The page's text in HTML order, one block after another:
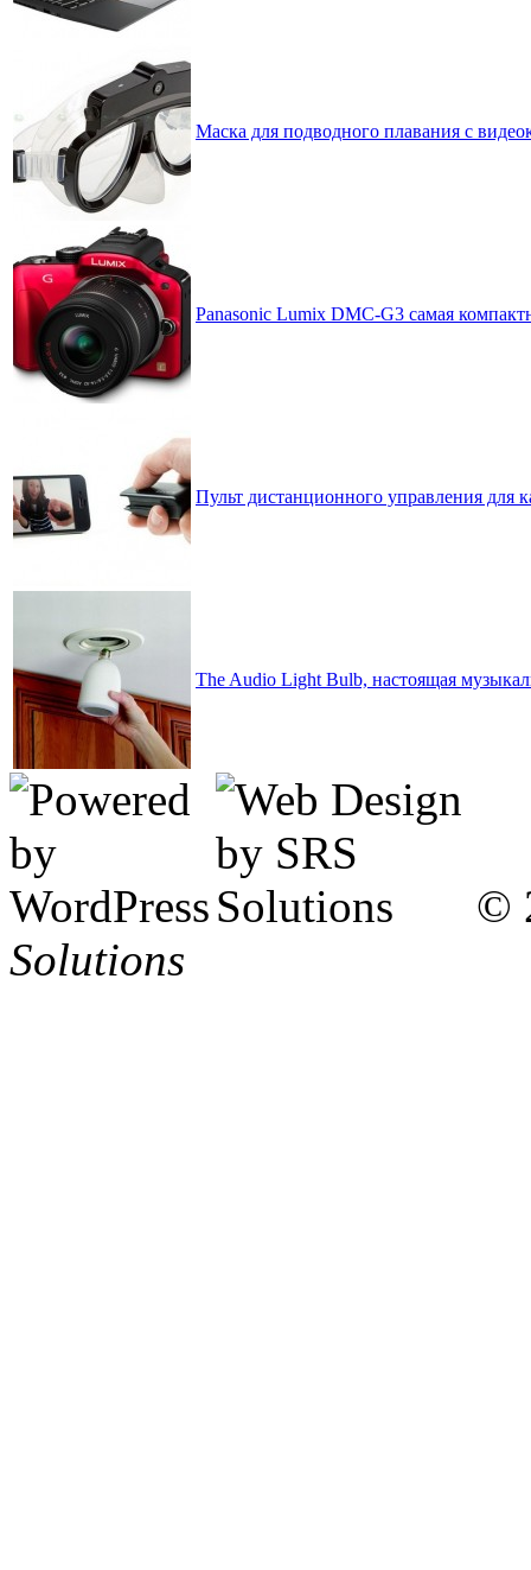
Маска для подводного плавания с
Panasonic Lumix DMC-G3 самая
Пульт дистанционного управления для
The Audio Light Bulb, настоящая
©
Solutions